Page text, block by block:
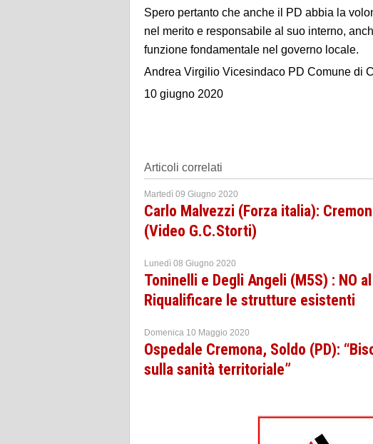
Spero pertanto che anche il PD abbia la
nel merito e responsabile al suo interno,
funzione fondamentale nel governo locale.
Andrea Virgilio Vicesindaco PD Comune di
10 giugno 2020
Articoli correlati
Martedì 09 Giugno 2020
Carlo Malvezzi (Forza italia):
(Video G.C.Storti)
Lunedì 08 Giugno 2020
Toninelli e Degli Angeli (M5S) : NO
Riqualificare le strutture esistenti
Domenica 10 Maggio 2020
Ospedale Cremona, Soldo (PD):
sulla sanità territoriale”